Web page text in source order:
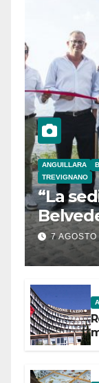
ANGUILLARA
TREVIGNANO
“La
7